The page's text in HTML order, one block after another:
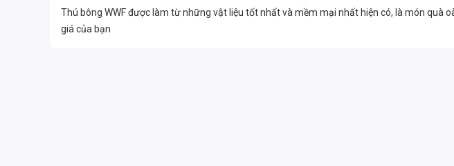
Thú bông WWF được làm từ những vật liệu tốt nhất và mềm mại nhất hiện có, là món quà
giá của bạn